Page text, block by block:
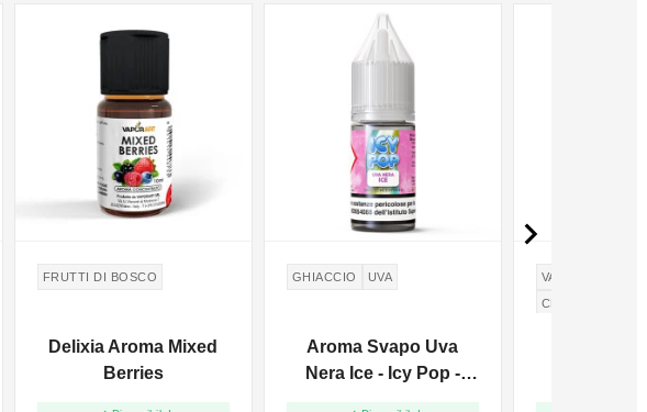
FRUTTI DI BOSCO
Delixia Aroma Mixed
Berries
GHIACCIO UVA
Aroma Svapo Uva
Nera Ice - Icy Pop -
VANIGLIA
CREMA
